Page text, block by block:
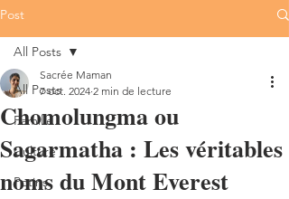
Post
All Posts
Famille
Culture
Potins
All Posts
Chomolungma ou
Sagarmatha : Les véritables
noms du Mont Everest
Sacrée Maman
7 oct. 2024 2 min de lecture